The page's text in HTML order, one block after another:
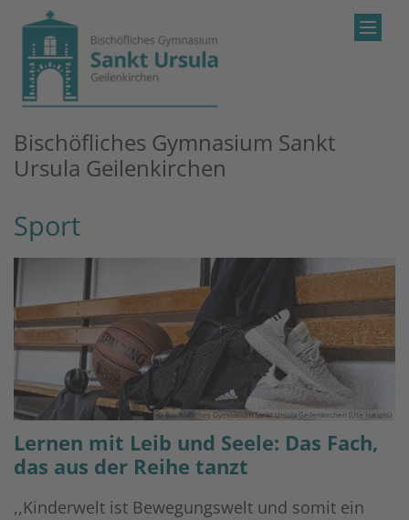
Zum Inhalt springen
Bischöfliches Gymnasium Sankt
Ursula Geilenkirchen
Sport
© Bischöfliches Gymnasium Sankt Ursula Geilenkirchen (Ute Haupts)
Lernen mit Leib und Seele: Das Fach,
das aus der Reihe tanzt
,,Kinderwelt ist Bewegungswelt und somit ein